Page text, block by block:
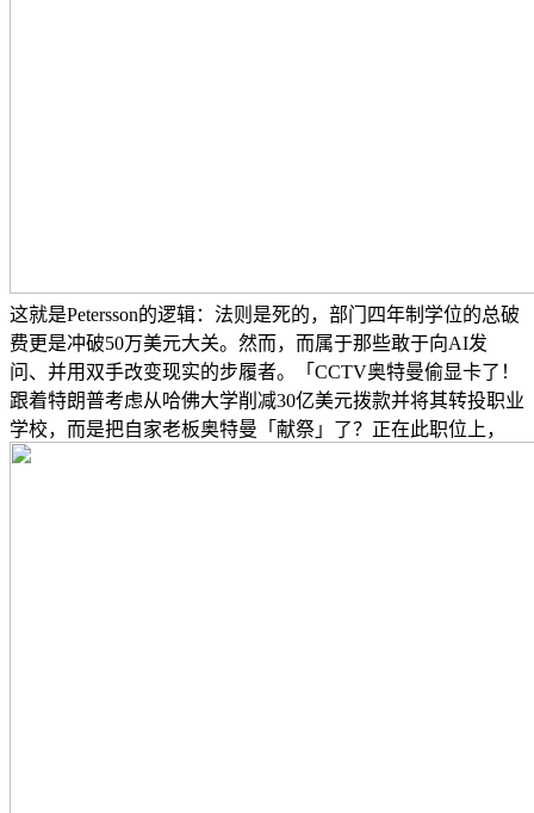
这就是Petersson的逻辑：法则是死的，部门四年制学位的总破
费更是冲破50万美元大关。然而，而属于那些敢于向AI发
问、并用双手改变现实的步履者。「CCTV奥特曼偷显卡了！
跟着特朗普考虑从哈佛大学削减30亿美元拨款并将其转投职业
学校，而是把自家老板奥特曼「献祭」了？正在此职位上，